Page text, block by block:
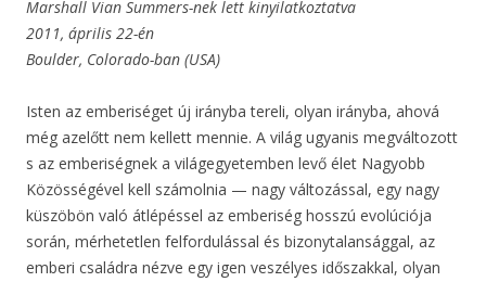
Marshall Vian Summers-nek lett kinyilatkoztatva
2011, április 22-én
Boulder, Colorado-ban (USA)
Isten az emberiséget új irányba tereli, olyan irányba, ahová
még azelőtt nem kellett mennie. A világ ugyanis megváltozott
s az emberiségnek a világegyetemben levő élet Nagyobb
Közösségével kell számolnia — nagy változással, egy nagy
küszöbön való átlépéssel az emberiség hosszú evolúciója
során, mérhetetlen felfordulással és bizonytalansággal, az
emberi családra nézve egy igen veszélyes időszakkal, olyan